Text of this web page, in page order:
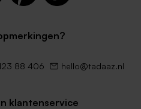
88 406 hello@tadaaz.nl
klantenservice